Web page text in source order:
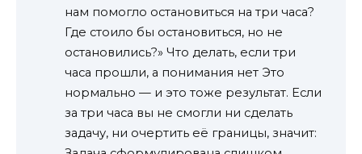
нам помогло остановиться на три часа?
Где стоило бы остановиться, но не
остановились?» Что делать, если три
часа прошли, а понимания нет Это
нормально — и это тоже результат. Если
за три часа вы не смогли ни сделать
задачу, ни очертить её границы, значит: